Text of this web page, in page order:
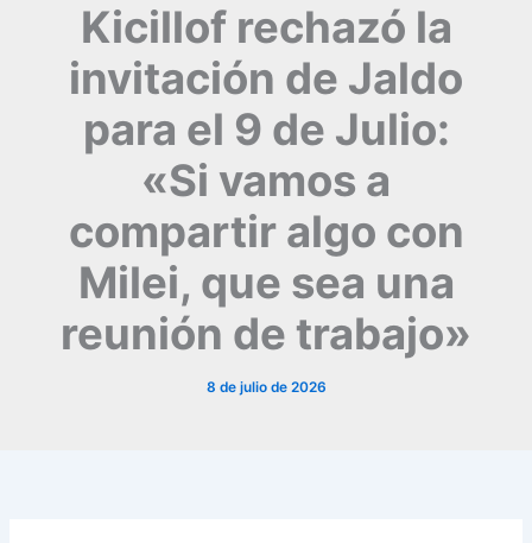
Kicillof rechazó la
invitación de Jaldo
para el 9 de Julio:
«Si vamos a
compartir algo con
Milei, que sea una
reunión de trabajo»
8 de julio de 2026